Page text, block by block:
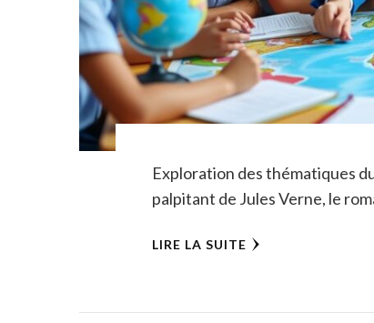
Exploration des thématiques
palpitant de Jules Verne, le
LIRE LA SUITE